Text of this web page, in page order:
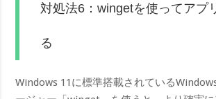
対処法6：wingetを使ってアプ
る
Windows 11に標準搭載されている